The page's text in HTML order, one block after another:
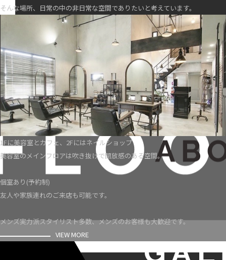
そんな場所、日常の中の非日常な空間でありたいと考えています。
1Fに美容室とカフェ、2Fにはネイルショップ
美容室のメインフロアは吹き抜けで開放感のある空間。
個室あり(予約制)
友人や家族連れのご来店も可能です。
メンズ実力派スタイリスト多数、メンズのお客様も大歓迎です。
VIEW MORE